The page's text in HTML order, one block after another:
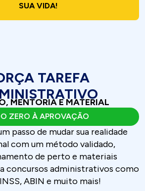
SUA VIDA!
TAREFA
MENTORIA E MATERIAL
ZERO À APROVAÇÃO
passo de mudar sua realidade
com um método validado,
de perto e materiais
concursos administrativos como
ABIN e muito mais!